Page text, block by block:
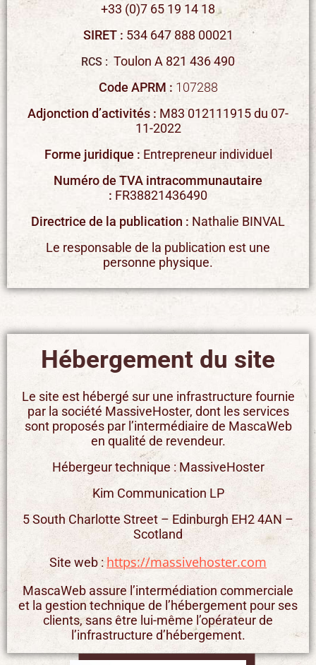
+33 (0)7 65 19 14 18
SIRET : 534 647 888 00021
RCS : Toulon A 821 436 490
Code APRM : 107288
Adjonction d’activités : M83 012111915 du 07-
11-2022
Forme juridique : Entrepreneur individuel
Numéro de TVA intracommunautaire
: FR38821436490
Directrice de la publication : Nathalie BINVAL
Le responsable de la publication est une
personne physique.
Hébergement du site
Le site est hébergé sur une infrastructure fournie
par la société MassiveHoster, dont les services
sont proposés par l’intermédiaire de MascaWeb
en qualité de revendeur.
Hébergeur technique : MassiveHoster
Kim Communication LP
5 South Charlotte Street – Edinburgh EH2 4AN –
Scotland
Site web :https://massivehoster.com
MascaWeb assure l’intermédiation commerciale
et la gestion technique de l’hébergement pour ses
clients, sans être lui-même l’opérateur de
l’infrastructure d’hébergement.